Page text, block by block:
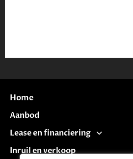
Home
Aanbod
Lease en financiering
Inruil en verkoop